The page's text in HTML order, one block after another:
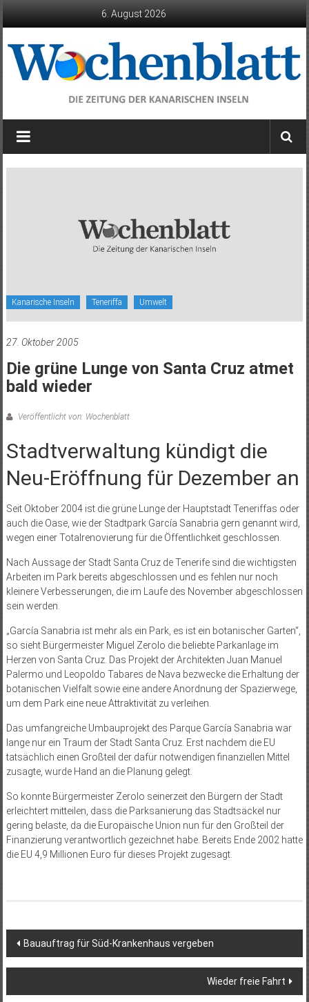
6. August 2026
Wochenblatt
die
Kanarische Inseln Teneriffa Umwelt
27. Oktober 2005
Die grüne Lunge von Santa Cruz atmet
bald wieder
Veröffentlicht von: Wochenblatt
Stadtverwaltung kündigt die
Neu-Eröffnung für Dezember an
Seit Oktober 2004 ist die grüne Lunge der Hauptstadt Teneriffas oder
auch die Oase, wie der Stadtpark García Sanabria gern genannt wird,
wegen einer Totalrenovierung für die Öffentlichkeit geschlossen.
Nach Aussage der Stadt Santa Cruz de Tenerife sind die wichtigsten
Arbeiten im Park bereits abgeschlossen und es fehlen nur noch
kleinere Verbesserungen, die im Laufe des November abgeschlossen
sein werden.
„García Sanabria ist mehr als ein Park, es ist ein botanischer Garten“,
so sieht Bürgermeister Miguel Zerolo die beliebte Parkanlage im
Herzen von Santa Cruz. Das Projekt der Architekten Juan Manuel
Palermo und Leopoldo Tabares de Nava bezwecke die Erhaltung der
botanischen Vielfalt sowie eine andere Anordnung der Spazierwege,
um dem Park eine neue Attraktivität zu verleihen.
Das umfangreiche Umbauprojekt des Parque García Sanabria war
lange nur ein Traum der Stadt Santa Cruz. Erst nachdem die EU
tatsächlich einen Großteil der dafür notwendigen finanziellen Mittel
zusagte, wurde Hand an die Planung gelegt.
So konnte Bürgermeister Zerolo seinerzeit den Bürgern der Stadt
erleichtert mitteilen, dass die Parksanierung das Stadtsäckel nur
gering belaste, da die Europäische Union nun für den Großteil der
Finanzierung verantwortlich gezeichnet habe. Bereits Ende 2002 hatte
die EU 4,9 Millionen Euro für dieses Projekt zugesagt.
Beitragsnavigation
Bauauftrag für Süd-Krankenhaus vergeben
Wieder freie Fahrt